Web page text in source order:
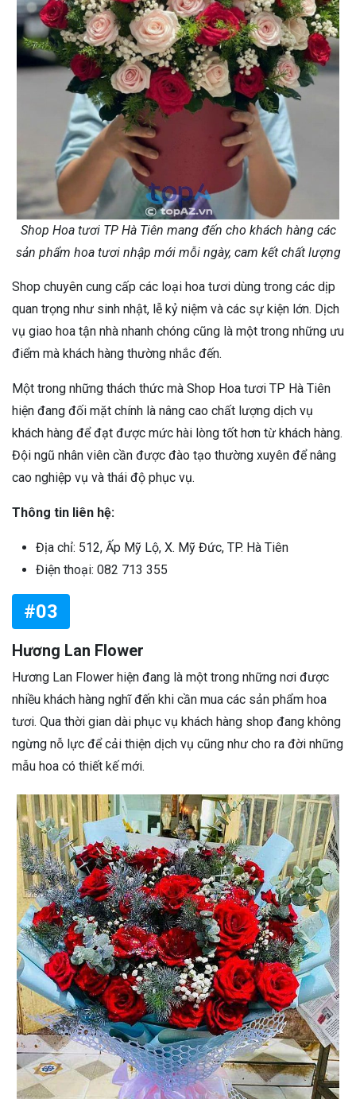
Shop Hoa tươi TP Hà Tiên mang đến cho khách hàng các
sản phẩm hoa tươi nhập mới mỗi ngày, cam kết chất lượng
Shop chuyên cung cấp các loại hoa tươi dùng trong các dịp
quan trọng như sinh nhật, lễ kỷ niệm và các sự kiện lớn. Dịch
vụ giao hoa tận nhà nhanh chóng cũng là một trong những ưu
điểm mà khách hàng thường nhắc đến.
Một trong những thách thức mà Shop Hoa tươi TP Hà Tiên
hiện đang đối mặt chính là nâng cao chất lượng dịch vụ
khách hàng để đạt được mức hài lòng tốt hơn từ khách hàng.
Đội ngũ nhân viên cần được đào tạo thường xuyên để nâng
cao nghiệp vụ và thái độ phục vụ.
Thông tin liên hệ:
Địa chỉ: 512, Ấp Mỹ Lộ, X. Mỹ Đức, TP. Hà Tiên
Điện thoại: 082 713 355
#03
Hương Lan Flower
Hương Lan Flower hiện đang là một trong những nơi được
nhiều khách hàng nghĩ đến khi cần mua các sản phẩm hoa
tươi. Qua thời gian dài phục vụ khách hàng shop đang không
ngừng nỗ lực để cải thiện dịch vụ cũng như cho ra đời những
mẫu hoa có thiết kế mới.